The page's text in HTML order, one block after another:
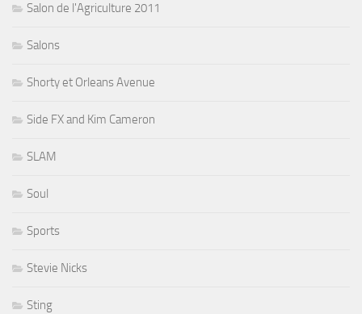
Salon de l'Agriculture 2011
Salons
Shorty et Orleans Avenue
Side FX and Kim Cameron
SLAM
Soul
Sports
Stevie Nicks
Sting